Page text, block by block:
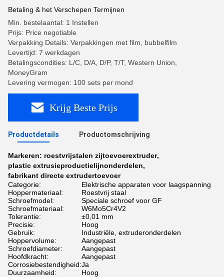
Betaling & het Verschepen Termijnen
Min. bestelaantal: 1 Instellen
Prijs: Price negotiable
Verpakking Details: Verpakkingen met film, bubbelfilm
Levertijd: 7 werkdagen
Betalingscondities: L/C, D/A, D/P, T/T, Western Union,
MoneyGram
Levering vermogen: 100 sets per mond
Krijg Beste Prijs
Productdetails Productomschrijving
Markeren: roestvrijstalen zijtoevoerextruder,
plastic extrusieproductielijnonderdelen,
fabrikant directe extrudertoevoer
Categorie:
Elektrische apparaten voor laagspanning
Hoppermateriaal:
Roestvrij staal
Schroefmodel:
Speciale schroef voor GF
Schroefmateriaal:
W6Mo5Cr4V2
Tolerantie:
±0,01 mm
Precisie:
Hoog
Gebruik:
Industriële, extruderonderdelen
Hoppervolume:
Aangepast
Schroefdiameter:
Aangepast
Hoofdkracht:
Aangepast
Corrosiebestendigheid:Ja
Duurzaamheid:
Hoog